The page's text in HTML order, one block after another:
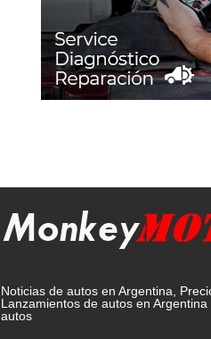
Noticias de autos en Argentina,
Lanzamientos de autos en
autos